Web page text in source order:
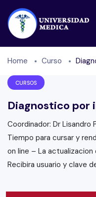
Home Curso
CURSOS
Diagnostico por
Coordinador: Dr Lisandro
Tiempo para cursar y
on line – La
Recibira usuario y clave